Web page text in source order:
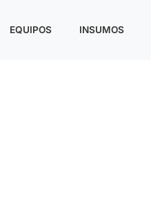
EQUIPOS INSUMOS